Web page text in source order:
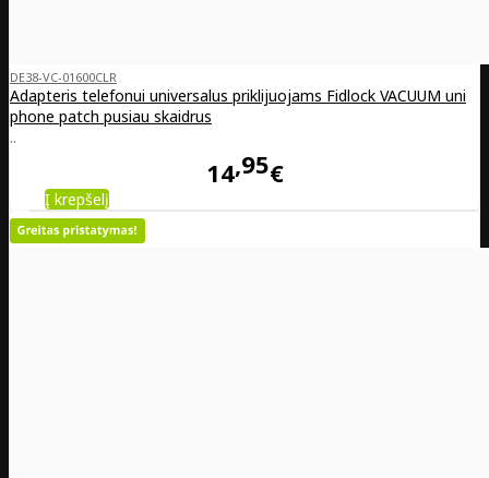
DE38-VC-01600CLR
Adapteris telefonui universalus priklijuojams Fidlock VACUUM uni
phone patch pusiau skaidrus
..
14 95€
Į krepšelį